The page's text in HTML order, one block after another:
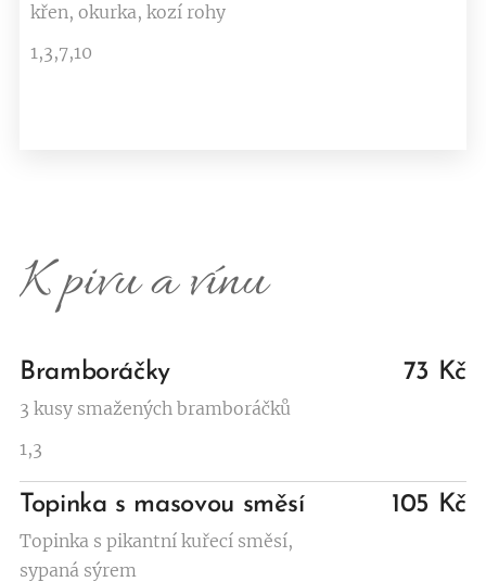
křen, okurka, kozí rohy
1,3,7,10
K pivu a vínu
Bramboráčky
3 kusy smažených bramboráčků
1,3
73 Kč
Topinka s masovou směsí
Topinka s pikantní kuřecí směsí,
sypaná sýrem
105 Kč